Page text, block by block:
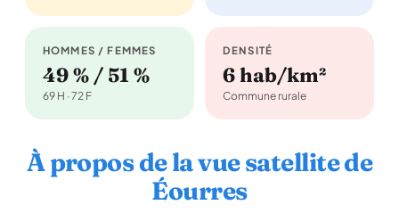
HOMMES / FEMMES
49 % / 51 %
69 H · 72 F
DENSITÉ
6 hab/km²
Commune rurale
À propos de la vue satellite de
Éourres